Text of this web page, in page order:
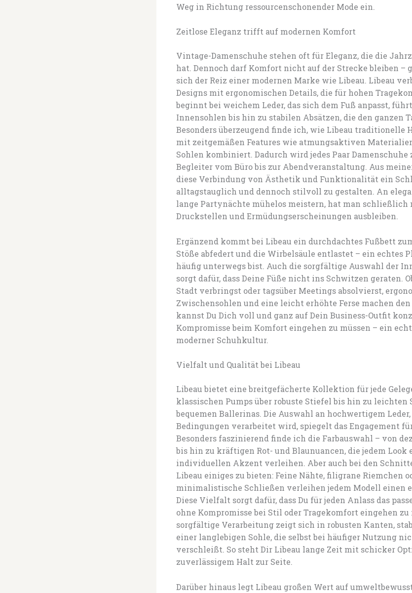
Weg in Richtung ressourcenschonender Mode ein.
Zeitlose Eleganz trifft auf modernen Komfort
Vintage-Damenschuhe stehen oft für Eleganz, die die
hat. Dennoch darf Komfort nicht auf der Strecke bleiben –
sich der Reiz einer modernen Marke wie Libeau. Libeau
Designs mit ergonomischen Details, die für hohen
beginnt bei weichem Leder, das sich dem Fuß anpasst,
Innensohlen bis hin zu stabilen Absätzen, die den ganzen
Besonders überzeugend finde ich, wie Libeau traditionelle
mit zeitgemäßen Features wie atmungsaktiven
Sohlen kombiniert. Dadurch wird jedes Paar
Begleiter vom Büro bis zur Abendveranstaltung. Aus
diese Verbindung von Ästhetik und Funktionalität ein
alltagstauglich und dennoch stilvoll zu gestalten. An
lange Partynächte mühelos meistern, hat man schließlich
Druckstellen und Ermüdungserscheinungen ausbleiben.
Ergänzend kommt bei Libeau ein durchdachtes Fußbett
Stöße abfedert und die Wirbelsäule entlastet – ein echtes
häufig unterwegs bist. Auch die sorgfältige Auswahl der
sorgt dafür, dass Deine Füße nicht ins Schwitzen geraten.
Stadt verbringst oder tagsüber Meetings absolvierst,
Zwischensohlen und eine leicht erhöhte Ferse machen
kannst Du Dich voll und ganz auf Dein Business-Outfit
Kompromisse beim Komfort eingehen zu müssen – ein
moderner Schuhkultur.
Vielfalt und Qualität bei Libeau
Libeau bietet eine breitgefächerte Kollektion für jede
klassischen Pumps über robuste Stiefel bis hin zu leichten
bequemen Ballerinas. Die Auswahl an hochwertigem
Bedingungen verarbeitet wird, spiegelt das Engagement
Besonders faszinierend finde ich die Farbauswahl – von
bis hin zu kräftigen Rot- und Blaunuancen, die jedem Look
individuellen Akzent verleihen. Aber auch bei den
Libeau einiges zu bieten: Feine Nähte, filigrane Riemchen
minimalistische Schließen verleihen jedem Modell einen
Diese Vielfalt sorgt dafür, dass Du für jeden Anlass das
ohne Kompromisse bei Stil oder Tragekomfort eingehen zu
sorgfältige Verarbeitung zeigt sich in robusten Kanten,
einer langlebigen Sohle, die selbst bei häufiger Nutzung
verschleißt. So steht Dir Libeau lange Zeit mit schicker
zuverlässigem Halt zur Seite.
Darüber hinaus legt Libeau großen Wert auf